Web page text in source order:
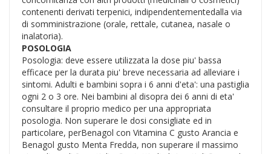
contenenti derivati terpenici, indipendentementedalla via
di somministrazione (orale, rettale, cutanea, nasale o
inalatoria).
POSOLOGIA
Posologia: deve essere utilizzata la dose piu' bassa
efficace per la durata piu' breve necessaria ad alleviare i
sintomi. Adulti e bambini sopra i 6 anni d'eta': una pastiglia
ogni 2 o 3 ore. Nei bambini al disopra dei 6 anni di eta'
consultare il proprio medico per una appropriata
posologia. Non superare le dosi consigliate ed in
particolare, perBenagol con Vitamina C gusto Arancia e
Benagol gusto Menta Fredda, non superare il massimo